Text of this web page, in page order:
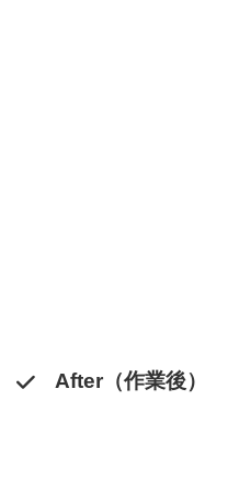
After（作業後）